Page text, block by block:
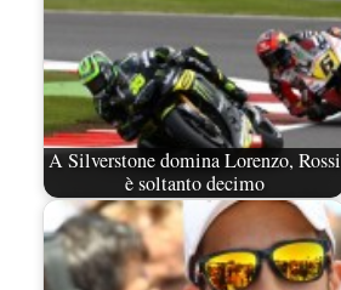
A Silverstone domina Lorenzo, Rossi
è soltanto decimo